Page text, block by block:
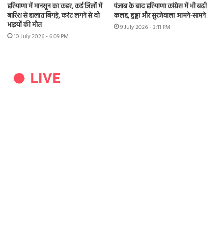
हरियाणा में मानसून का कहर, कई जिलों में
बारिश से हालात बिगड़े, करंट लगने से दो
भाइयों की मौत
10 July 2026 - 6:09 PM
पंजाब के बाद हरियाणा कांग्रेस में भी बढ़ी
कलह, हुड्डा और सुरजेवाला आमने-सामने
9 July 2026 - 3:11 PM